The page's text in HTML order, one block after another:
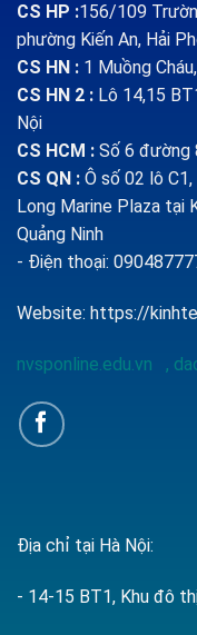
CS HP :156/109
phường Kiến An, Hải
CS HN : 1 Muồng
CS HN 2 : Lô 14,15
Nội
CS HCM : Số 6 đường
CS QN : Ô số 02 lô
Long Marine Plaza tại
Quảng Ninh
- Điện thoại:
Website: https://
nvsponline.edu.vn ,
Địa chỉ tại Hà Nội:
- 14-15 BT1, Khu đô